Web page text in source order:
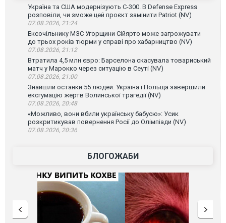
Україна та США модернізують С-300. В Defense Express
розповіли, чи зможе цей проєкт замінити Patriot (NV)
07.08.2026, 21:24
Ексочільнику МЗС Угорщини Сійярто може загрожувати
до трьох років тюрми у справі про хабарництво (NV)
07.08.2026, 21:12
Втратила 4,5 млн євро: Барселона скасувала товариський
матч у Марокко через ситуацію в Сеуті (NV)
07.08.2026, 21:00
Знайшли останки 55 людей. Україна і Польща завершили
ексгумацію жертв Волинської трагедії (NV)
07.08.2026, 20:48
«Можливо, вони вбили українську бабусю»: Усик
розкритикував повернення Росії до Олімпіади (NV)
07.08.2026, 20:36
БЛОГОЖАБИ